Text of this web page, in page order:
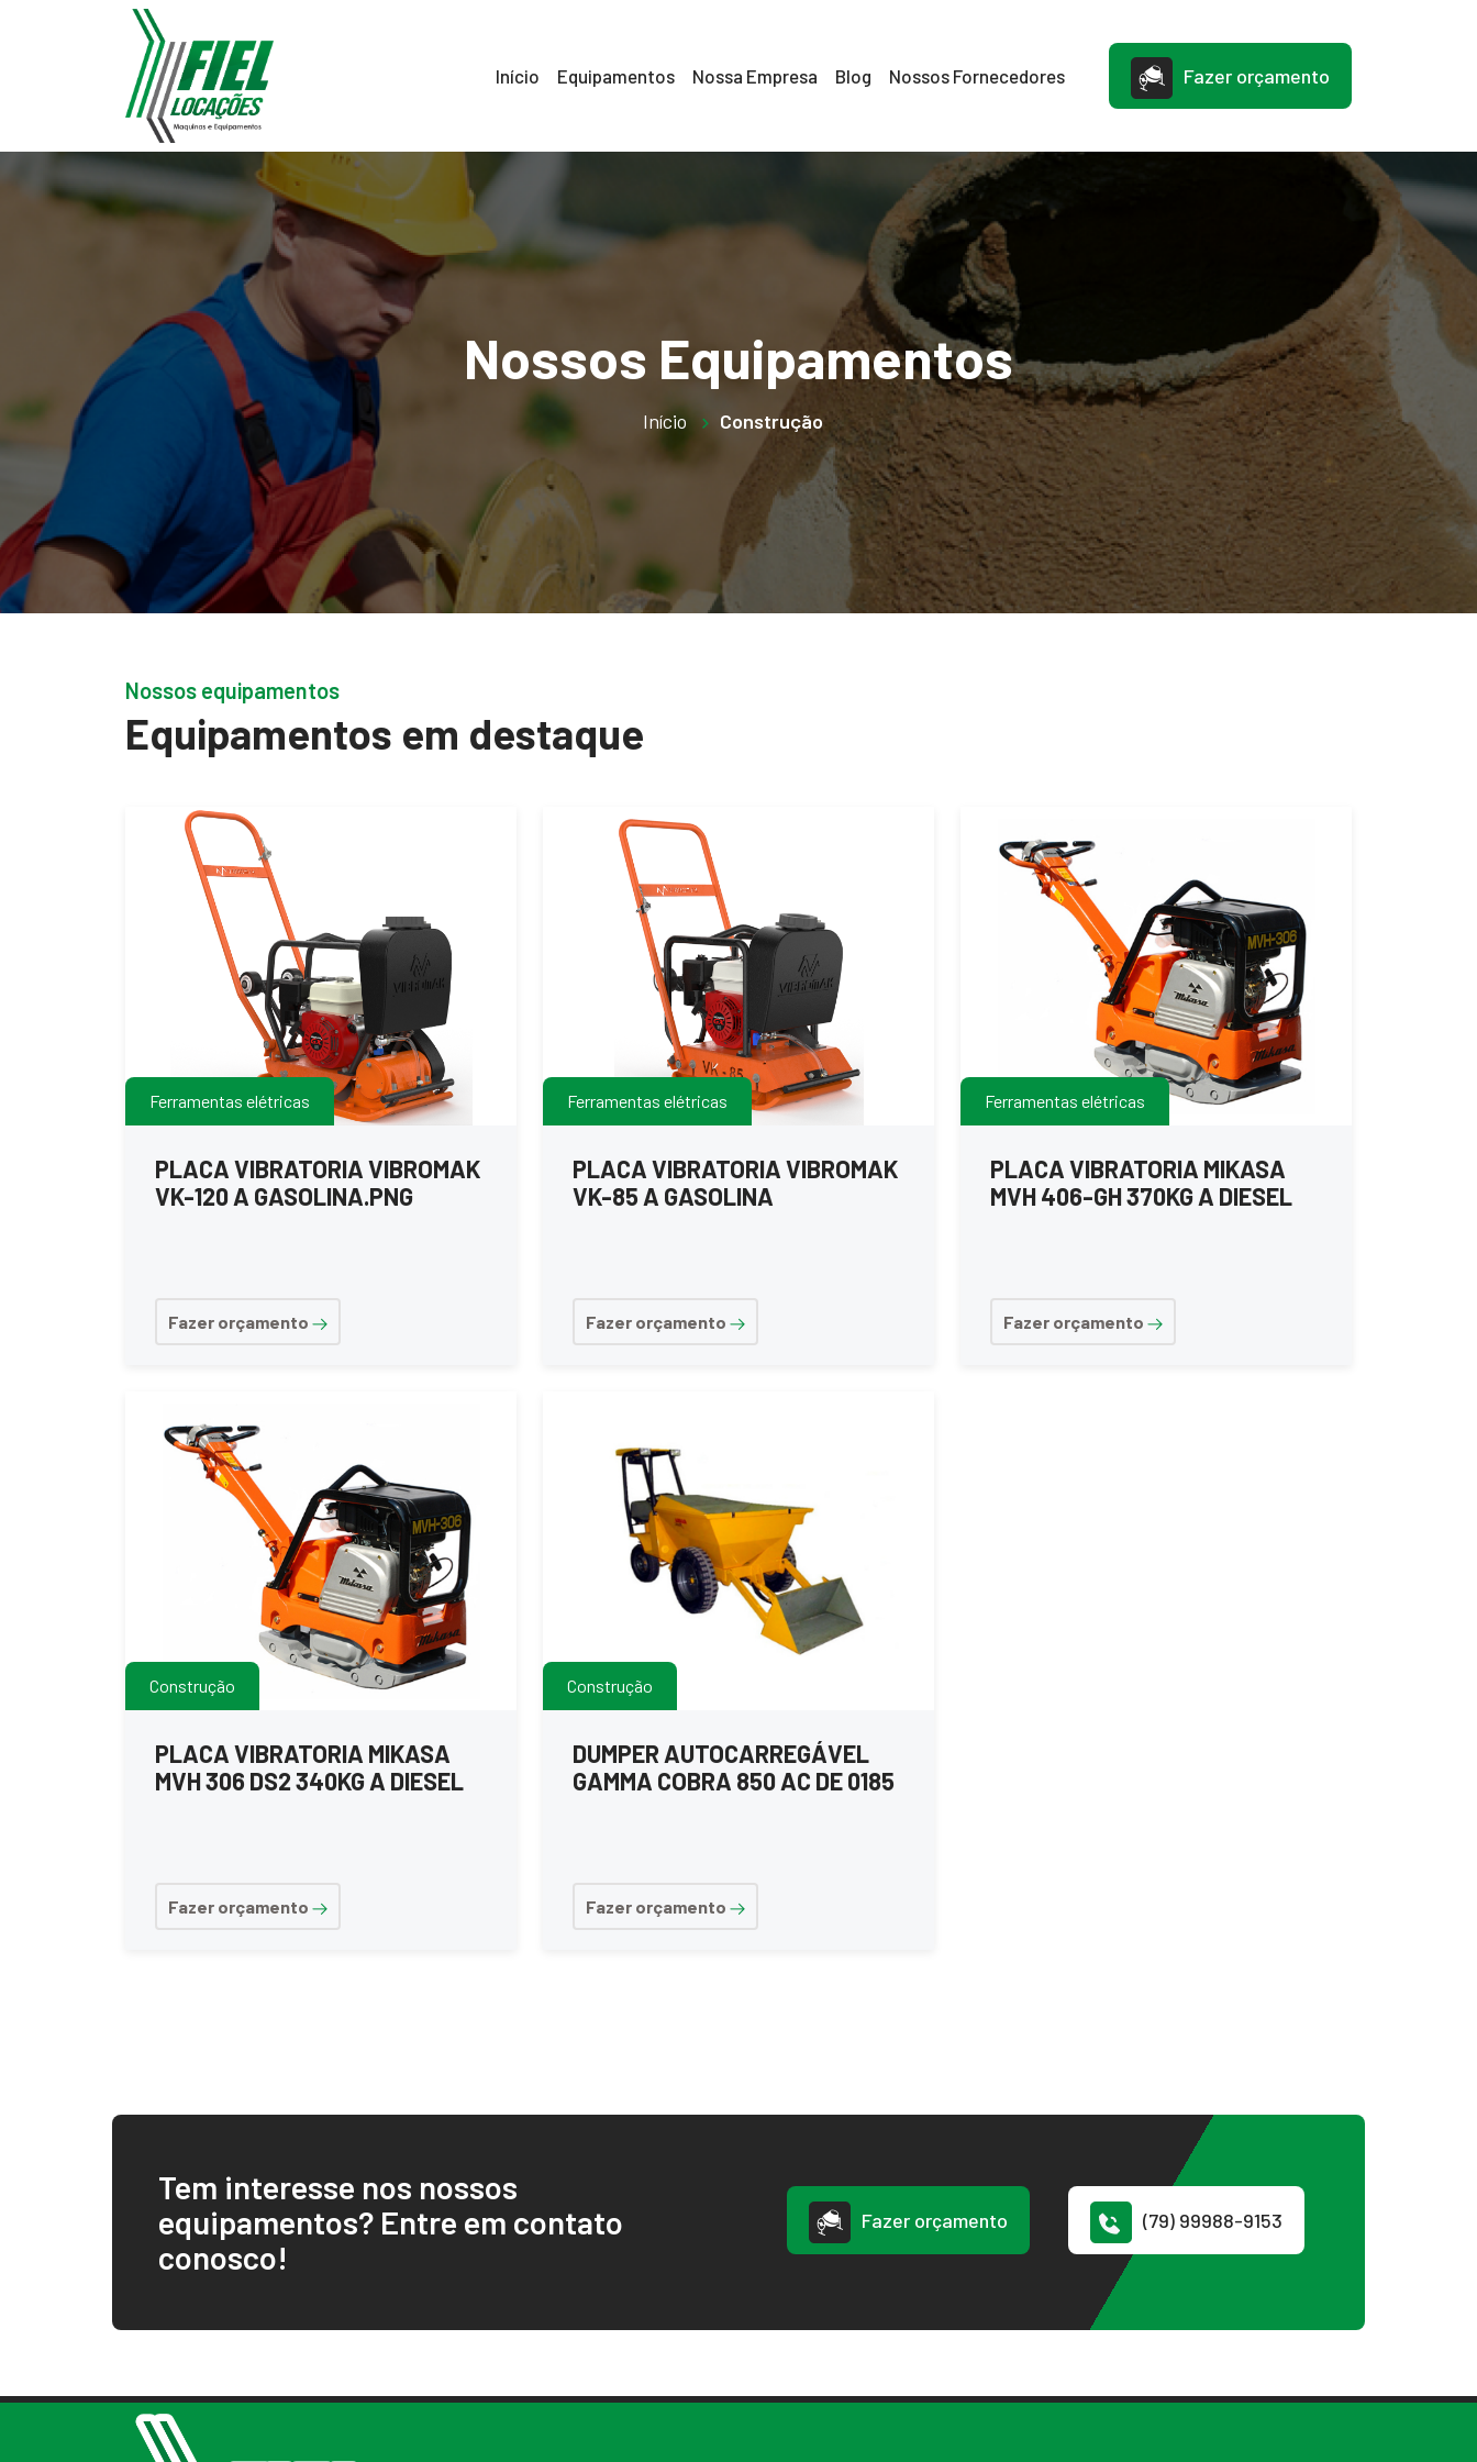
Início Equipamentos Nossa Empresa Blog Nossos Fornecedores Fazer orçamento
Nossos Equipamentos
Início Construção
Nossos equipamentos
Equipamentos em destaque
Ferramentas elétricas
PLACA VIBRATORIA VIBROMAK
VK-120 A GASOLINA.PNG
Fazer orçamento
Ferramentas elétricas
PLACA VIBRATORIA VIBROMAK
VK-85 A GASOLINA
Fazer orçamento
Ferramentas elétricas
PLACA VIBRATORIA MIKASA
MVH 406-GH 370KG A DIESEL
Fazer orçamento
Construção
PLACA VIBRATORIA MIKASA
MVH 306 DS2 340KG A DIESEL
Fazer orçamento
Construção
DUMPER AUTOCARREGÁVEL
GAMMA COBRA 850 AC DE 0185
Fazer orçamento
Tem interesse nos nossos
equipamentos? Entre em contato
conosco!
Fazer orçamento (79) 99988-9153